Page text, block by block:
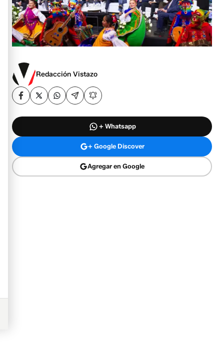
Redacción Vistazo
+ Whatsapp
+ Google Discover
Agregar en Google